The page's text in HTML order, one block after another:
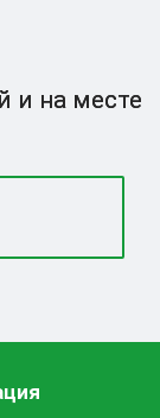
и на месте